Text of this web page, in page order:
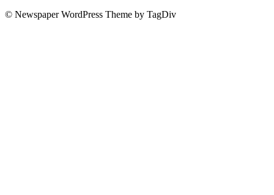
© Newspaper WordPress Theme by TagDiv